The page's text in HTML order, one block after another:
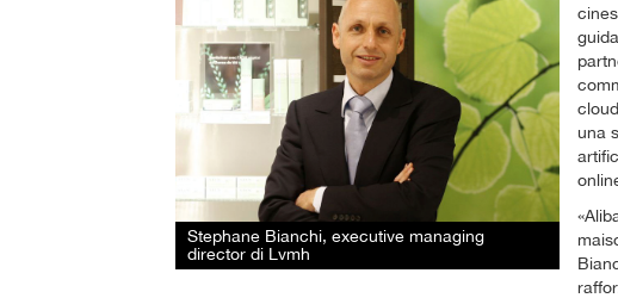
Stephane Bianchi, executive managing
director di Lvmh
una